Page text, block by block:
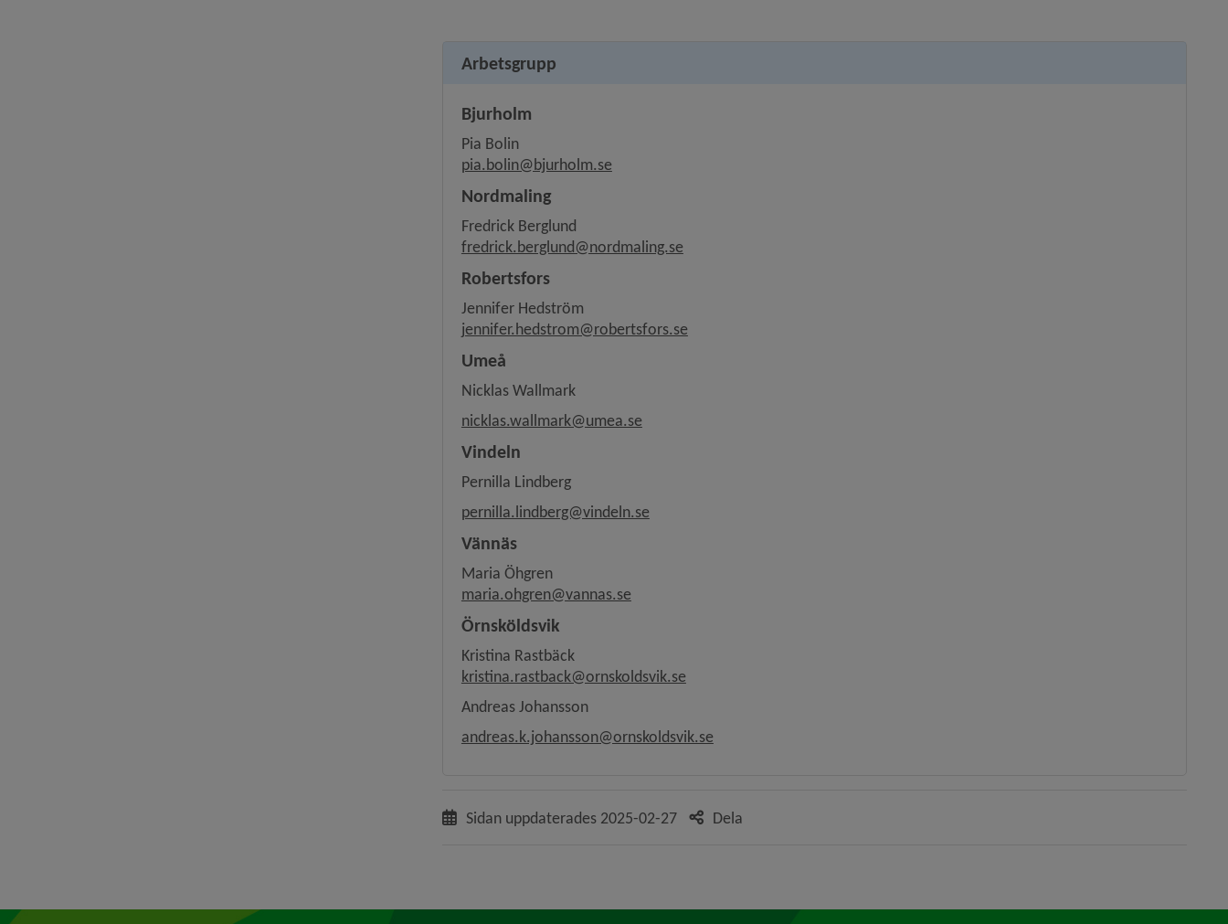
Arbetsgrupp
Bjurholm
Pia Bolin
pia.bolin@bjurholm.se
Nordmaling
Fredrick Berglund
fredrick.berglund@nordmaling.se
Robertsfors
Jennifer Hedström
jennifer.hedstrom@robertsfors.se
Umeå
Nicklas Wallmark
nicklas.wallmark@umea.se
Vindeln
Pernilla Lindberg
pernilla.lindberg@vindeln.se
Vännäs
Maria Öhgren
maria.ohgren@vannas.se
Örnsköldsvik
Kristina Rastbäck
kristina.rastback@ornskoldsvik.se
Andreas Johansson
andreas.k.johansson@ornskoldsvik.se
Sidan uppdaterades 2025-02-27 Dela